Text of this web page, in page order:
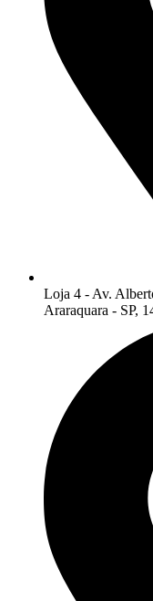
Loja 4 - Av.
Araraquara - SP,